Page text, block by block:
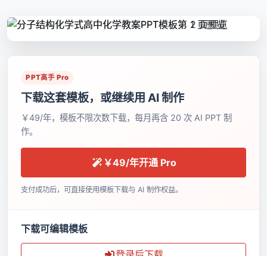
PPT高手 Pro
下载这套模板，或继续用 AI 制作
￥49/年，模板不限次数下载，每月再含 20 次 AI PPT 制
作。
￥49/年开通 Pro
支付成功后，可直接使用模板下载与 AI 制作权益。
下载可编辑模板